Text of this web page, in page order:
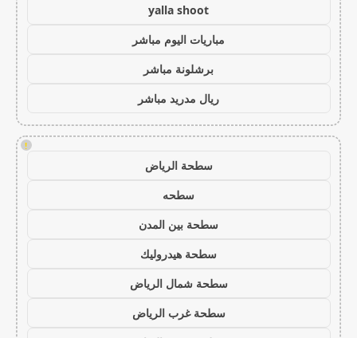
yalla shoot
مباريات اليوم مباشر
برشلونة مباشر
ريال مدريد مباشر
!
سطحة الرياض
سطحه
سطحة بين المدن
سطحة هيدروليك
سطحة شمال الرياض
سطحة غرب الرياض